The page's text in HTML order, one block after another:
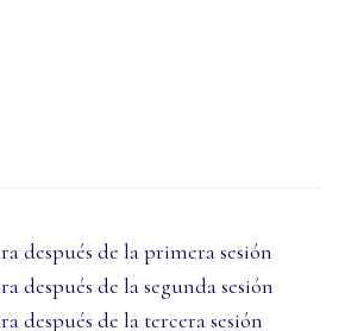
después de la primera sesión
después de la segunda sesión
después de la tercera sesión